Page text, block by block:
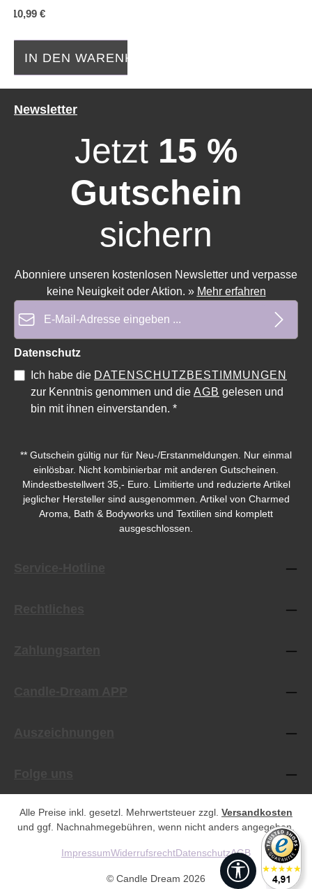
10,99 €
Durchschnittliche Bewertung von 0 von 5 Sternen
IN DEN WARENKORB
Newsletter
Jetzt 15 %
Gutschein
sichern
Abonniere unseren kostenlosen Newsletter und verpasse
keine Neuigkeit oder Aktion. » Mehr erfahren
Datenschutz
Ich habe die DATENSCHUTZBESTIMMUNGEN
zur Kenntnis genommen und die AGB gelesen und
bin mit ihnen einverstanden. *
** Gutschein gültig nur für Neu-/Erstanmeldungen. Nur einmal
einlösbar. Nicht kombinierbar mit anderen Gutscheinen.
Mindestbestellwert 35,- Euro. Limitierte und reduzierte Artikel
jeglicher Hersteller sind ausgenommen. Artikel von Charmed
Aroma, Bath & Bodyworks und Textilien sind komplett
ausgeschlossen.
Alle Preise inkl. gesetzl. Mehrwertsteuer zzgl. Versandkosten
und ggf. Nachnahmegebühren, wenn nicht anders angegeben.
© Candle Dream 2026
ImpressumWiderrufsrechtDatenschutzAGB